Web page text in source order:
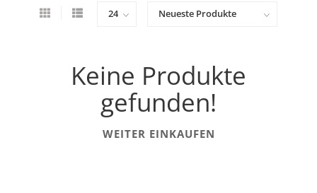
Keine Produkte
gefunden!
WEITER EINKAUFEN